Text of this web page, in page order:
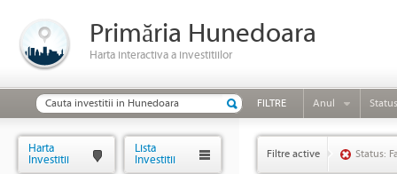
Primăria Hunedoara
Harta interactiva a investitiilor
FILTRE Anul Status
Filtre active Status:
Harta
Investitii
Lista
Investitii